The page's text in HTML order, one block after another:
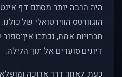
היה הרבה יותר מסתם דף
הוגוורטס הווירטואלי של
חברויות אמת, נכתבו
דיונים סוערים אל תוך הלילה.
כעת, לאחר דרך ארוכה